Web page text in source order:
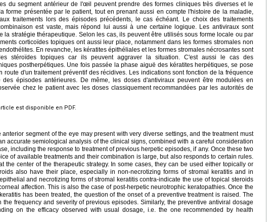
du segment antérieur de l'œil peuvent prendre des formes cliniques très diverses et le
forme présentée par le patient, tout en prenant aussi en compte l'histoire de la maladie,
traitements lors des épisodes précédents, le cas échéant. Le choix des traitements
est vaste, mais répond lui aussi à une certaine logique. Les antiviraux sont
la stratégie thérapeutique. Selon les cas, ils peuvent être utilisés sous forme locale ou par
corticoïdes topiques ont aussi leur place, notamment dans les formes stromales non
En revanche, les kératites épithéliales et les formes stromales nécrosantes sont
stéroïdes topiques car ils peuvent aggraver la situation. C'est aussi le cas des
postherpétiques. Une fois passée la phase aiguë des kératites herpétiques, se pose
route d'un traitement préventif des récidives. Les indications sont fonction de la fréquence
épisodes antérieures. De même, les doses d'antiviraux peuvent être modulées en
chez le patient avec les doses classiquement recommandées par les autorités de
est disponible en PDF.
anterior segment of the eye may present with very diverse settings, and the treatment must
accurate semiological analysis of the clinical signs, combined with a careful consideration
including the response to treatment of previous herpetic episodes, if any. Once these two
of available treatments and their combination is large, but also responds to certain rules.
the center of the therapeutic strategy. In some cases, they can be used either topically or
also have their place, especially in non-necrotizing forms of stromal keratitis and in
and necrotizing forms of stromal keratitis contra-indicate the use of topical steroids
affection. This is also the case of post-herpetic neurotrophic keratopathies. Once the
has been treated, the question of the onset of a preventive treatment is raised. The
frequency and severity of previous episodes. Similarly, the preventive antiviral dosage
on the efficacy observed with usual dosage, i.e. the one recommended by health